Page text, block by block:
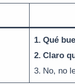
1. Qué
2. Claro
3. No, no